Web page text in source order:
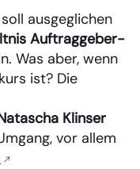
ausgeglichen
Auftraggeber-
Was aber, wenn
ist? Die
Klinser
vor allem